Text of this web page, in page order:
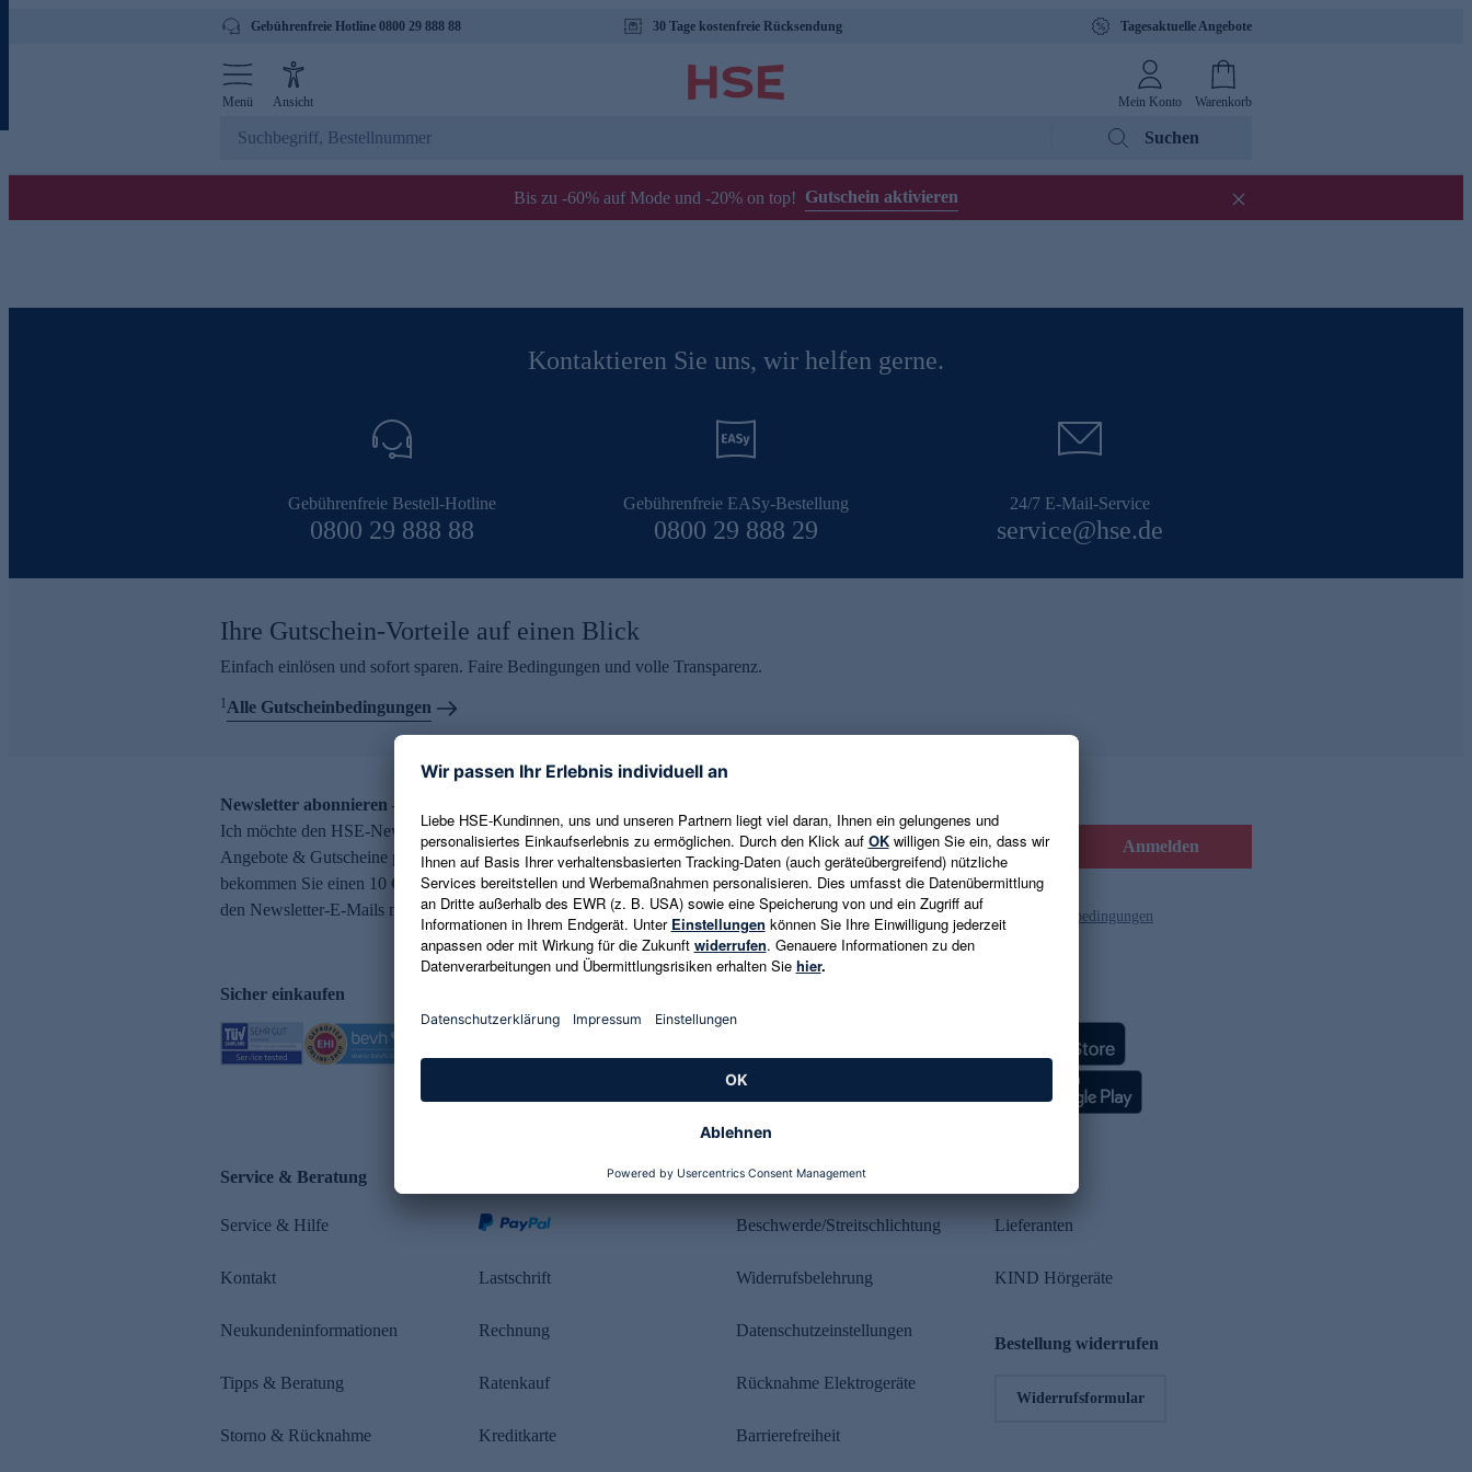
Gebührenfreie Hotline 0800 29 888 88 30 Tage kostenfreie Rücksendung Tagesaktuelle Angebote
Menü Ansicht Mein Konto Warenkorb
Suchen
Bis zu -60% auf Mode und -20% on top! Gutschein aktivieren
Kontaktieren Sie uns, wir helfen gerne.
Gebührenfreie Bestell-Hotline
0800 29 888 88
Gebührenfreie EASy-Bestellung
0800 29 888 29
24/7 E-Mail-Service
service@hse.de
Ihre Gutschein-Vorteile auf einen Blick
Einfach einlösen und sofort sparen. Faire Bedingungen und volle Transparenz.
1Alle Gutscheinbedingungen
Newsletter abonnieren – 10 € Gutschein erhalten
Ich möchte den HSE-Newsletter abonnieren und aktuelle Trends,
Angebote & Gutscheine per E-Mail erhalten. Als Dankeschön
bekommen Sie einen 10 € Gutschein. Eine Abmeldung ist jederzeit in
den Newsletter-E-Mails möglich.
E-Mail-Adresse eingeben Anmelden
Es gelten die Datenschutzrichtlinien und die Gutscheinbedingungen
Sicher einkaufen
Service & Beratung
Service & Hilfe
Kontakt
Neukundeninformationen
Tipps & Beratung
Storno & Rücknahme
Lastschrift
Rechnung
Ratenkauf
Kreditkarte
Rechtliches
Beschwerde/Streitschlichtung
Widerrufsbelehrung
Datenschutzeinstellungen
Rücknahme Elektrogeräte
Barrierefreiheit
Lieferanten
KIND Hörgeräte
Bestellung widerrufen
Widerrufsformular